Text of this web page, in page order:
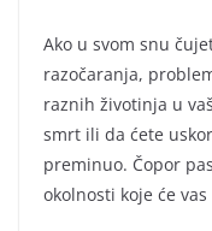
Ako u svom snu
razočaranja,
raznih životinja u
smrt ili da ćete
preminuo. Čopor
okolnosti koje će